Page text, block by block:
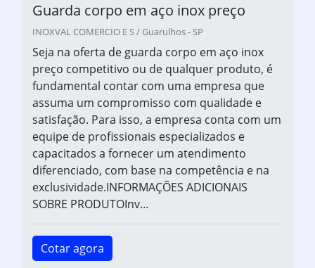
Guarda corpo em aço inox preço
INOXVAL COMERCIO E S / Guarulhos - SP
Seja na oferta de guarda corpo em aço inox
preço competitivo ou de qualquer produto, é
fundamental contar com uma empresa que
assuma um compromisso com qualidade e
satisfação. Para isso, a empresa conta com um
equipe de profissionais especializados e
capacitados a fornecer um atendimento
diferenciado, com base na competência e na
exclusividade.INFORMAÇÕES ADICIONAIS
SOBRE PRODUTOInv...
Cotar agora